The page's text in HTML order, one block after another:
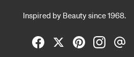
Inspired by Beauty since 1968.